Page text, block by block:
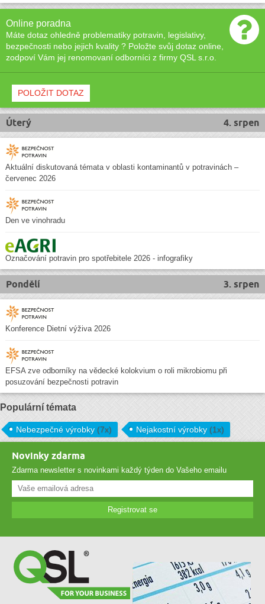
Online poradna
Máte dotaz ohledně problematiky potravin, legislativy,
bezpečnosti nebo jejich kvality ? Položte svůj dotaz online,
zodpoví Vám jej renomovaní odborníci z firmy QSL s.r.o.
POLOŽIT DOTAZ
4. srpen
Úterý
Aktuální diskutovaná témata v oblasti kontaminantů v potravinách –
červenec 2026
Den ve vinohradu
Označování potravin pro spotřebitele 2026 - infografiky
3. srpen
Pondělí
Konference Dietní výživa 2026
EFSA zve odborníky na vědecké kolokvium o roli mikrobiomu při
posuzování bezpečnosti potravin
Populární témata
Nebezpečné výrobky (7x) Nejakostní výrobky (1x)
Novinky zdarma
Zdarma newsletter s novinkami každý týden do Vašeho emailu
Registrovat se